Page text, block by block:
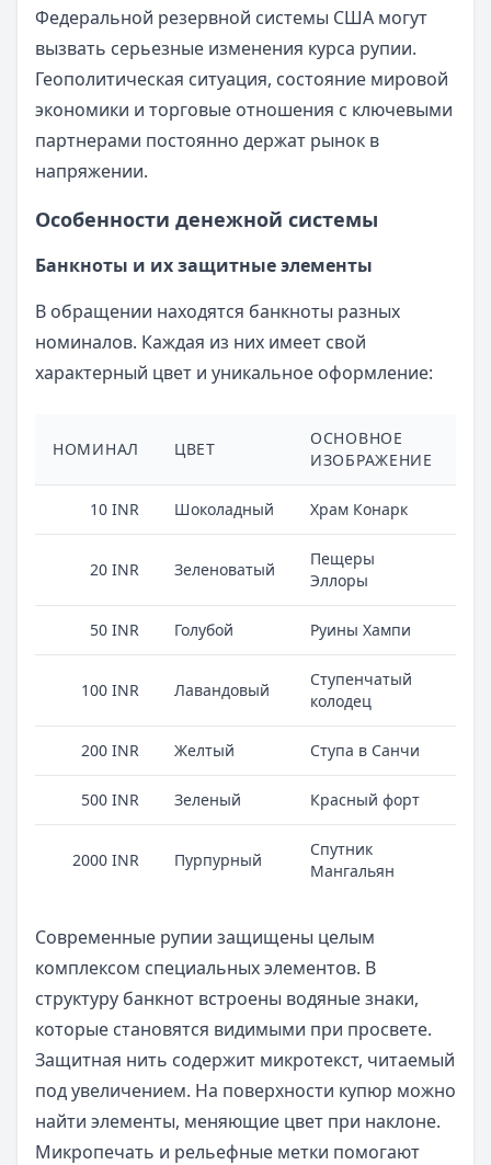
Федеральной резервной системы США могут
вызвать серьезные изменения курса рупии.
Геополитическая ситуация, состояние мировой
экономики и торговые отношения с ключевыми
партнерами постоянно держат рынок в
напряжении.
Особенности денежной системы
Банкноты и их защитные элементы
В обращении находятся банкноты разных
номиналов. Каждая из них имеет свой
характерный цвет и уникальное оформление:
НОМИНАЛ ЦВЕТ
ОСНОВНОЕ
ИЗОБРАЖЕНИЕ
10 INR Шоколадный Храм Конарк
20 INR Зеленоватый
Пещеры
Эллоры
50 INR Голубой Руины Хампи
100 INR Лавандовый
Ступенчатый
колодец
200 INR Желтый Ступа в Санчи
500 INR Зеленый Красный форт
2000 INR Пурпурный
Спутник
Мангальян
Современные рупии защищены целым
комплексом специальных элементов. В
структуру банкнот встроены водяные знаки,
которые становятся видимыми при просвете.
Защитная нить содержит микротекст, читаемый
под увеличением. На поверхности купюр можно
найти элементы, меняющие цвет при наклоне.
Микропечать и рельефные метки помогают